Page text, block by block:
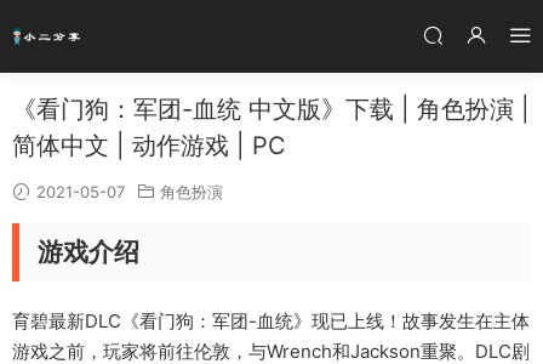
《看门狗：军团-血统 中文版》下载 | 角色扮演 |
简体中文 | 动作游戏 | PC
2021-05-07 角色扮演
游戏介绍
育碧最新DLC《看门狗：军团-血统》现已上线！故事发生在主体
游戏之前，玩家将前往伦敦，与Wrench和Jackson重聚。DLC剧